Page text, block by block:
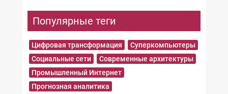
Популярные теги
Цифровая трансформация
Суперкомпьютеры
Социальные сети
Современные архитектуры
Промышленный Интернет
Прогнозная аналитика